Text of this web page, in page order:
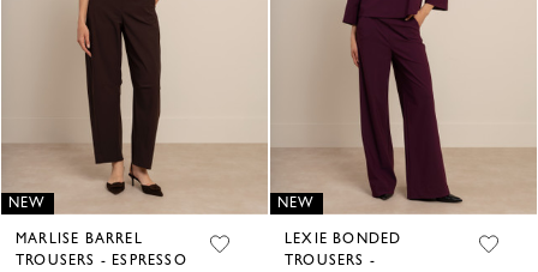
NEW
MARLISE BARREL
TROUSERS - ESPRESSO
NEW
LEXIE BONDED
TROUSERS -